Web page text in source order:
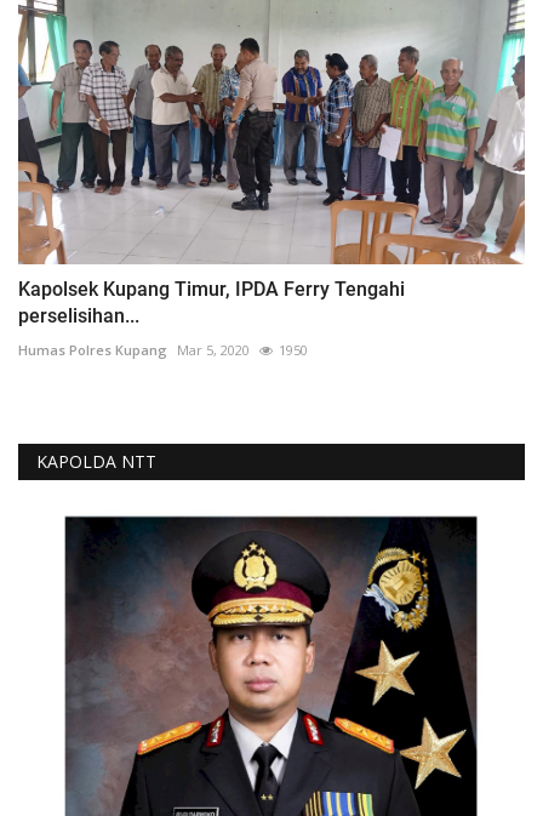
Kapolsek Kupang Timur, IPDA Ferry Tengahi
perselisihan...
Humas Polres Kupang Mar 5, 2020 1950
KAPOLDA NTT